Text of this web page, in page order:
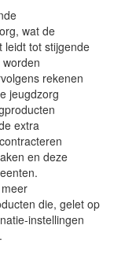
wat de
leidt tot stijgende
rekenen
jeugdzorg
extra
en deze
die, gelet op
instellingen